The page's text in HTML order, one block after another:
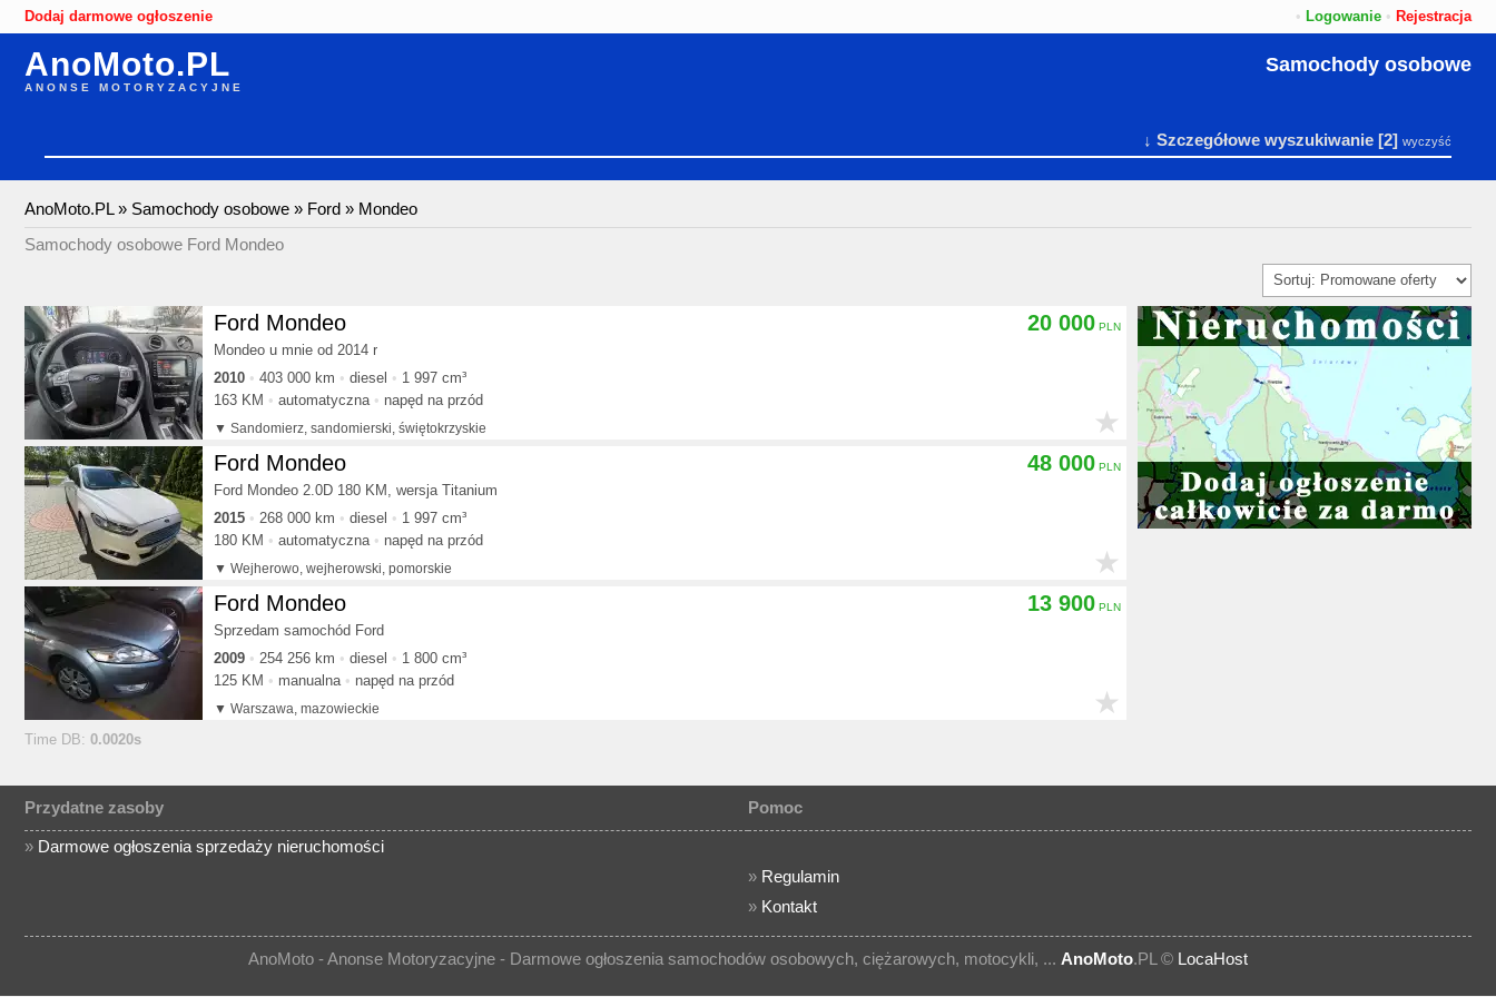
Dodaj darmowe ogłoszenie • Logowanie • Rejestracja
AnoMoto.PL
ANONSE MOTORYZACYJNE
Samochody osobowe
↓ Szczegółowe wyszukiwanie[2] wyczyść
AnoMoto.PL» Samochody osobowe » Ford » Mondeo
Samochody osobowe Ford Mondeo
Ford Mondeo
Mondeo u mnie od 2014 r
2010
403 000 km diesel
1 997 cm³
163 KM
automatyczna napęd na przód
Sandomierz, sandomierski, świętokrzyskie
20 000
★
Ford Mondeo
Ford Mondeo 2.0D 180 KM, wersja Titanium
2015
268 000 km diesel
1 997 cm³
180 KM
automatyczna napęd na przód
Wejherowo, wejherowski, pomorskie
48 000
Ford Mondeo
Sprzedam samochód Ford
2009
254 256 km diesel
1 800 cm³
125 KM
manualna napęd na przód
Warszawa, mazowieckie
13 900
Time DB: 0.0020s
Przydatne zasoby
» Darmowe ogłoszenia sprzedaży nieruchomości
Pomoc
» Regulamin
» Kontakt
AnoMoto - Anonse Motoryzacyjne - Darmowe ogłoszenia samochodów osobowych, ciężarowych, motocykli, ... AnoMoto.PL © LocaHost